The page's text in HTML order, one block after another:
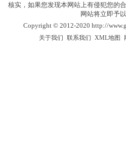
核实，如果您发现本网站上有侵犯您的
网站将立即予
Copyright © 2012-2020 http://
关于我们 联系我们 XML地图